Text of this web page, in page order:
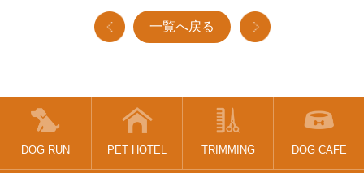
一覧へ戻る
DOG RUN PET HOTEL TRIMMING DOG CAFE